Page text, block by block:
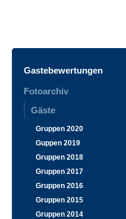
Gastebewertungen
Fotoarchiv
Gäste
Gruppen 2020
Guppen 2019
Gruppen 2018
Gruppen 2017
Gruppen 2016
Gruppen 2015
Gruppen 2014